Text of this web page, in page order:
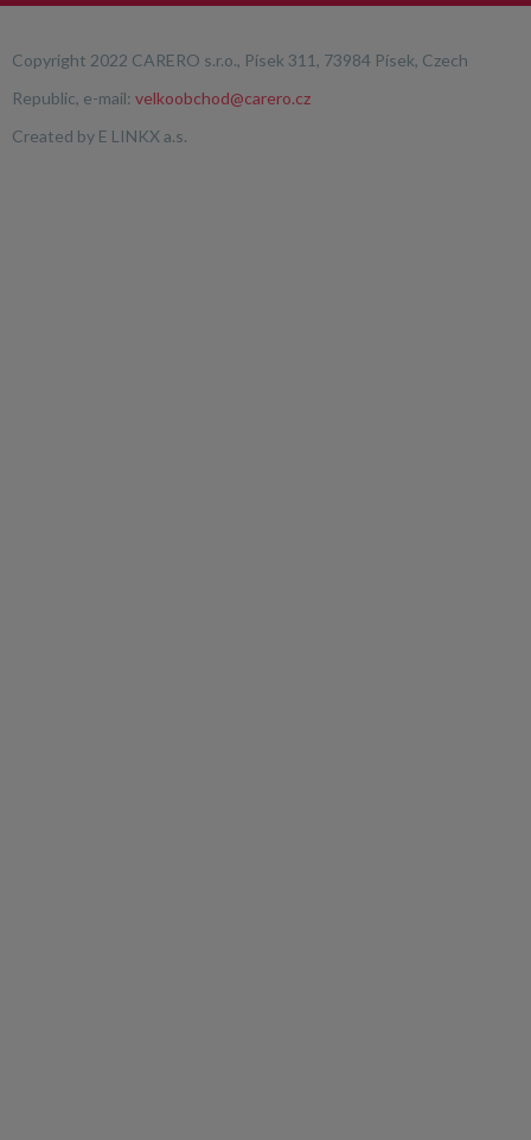
Copyright 2022 CARERO s.r.o., Písek 311, 73984 Písek, Czech
Republic, e-mail: velkoobchod@carero.cz
Created by E LINKX a.s.